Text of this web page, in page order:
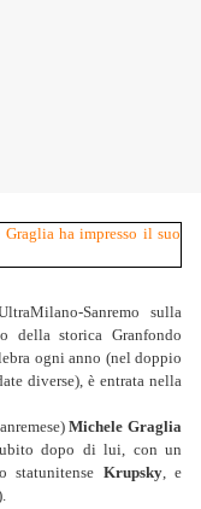
Sanremo sulla
storica Granfondo
ogni anno (nel doppio
diverse), è entrata nella
Michele Graglia
dopo di lui, con un
statunitense Krupsky, e